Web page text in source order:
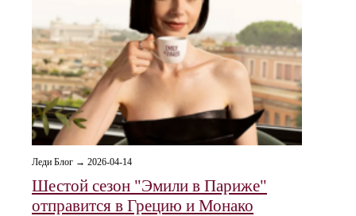
Леди Блог → 2026-04-14
Шестой сезон "Эмили в Париже"
отправится в Грецию и Монако